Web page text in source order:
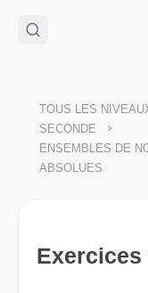
🌴Cahier de
Télécharge
TOUS LES
SECONDE >
ENSEMBLES DE
ABSOLUES
Exercices